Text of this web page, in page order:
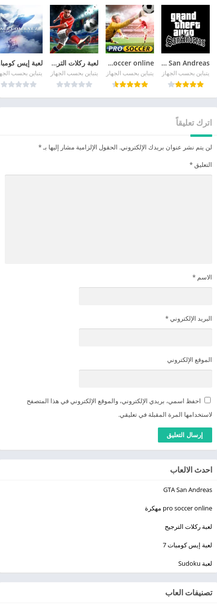
GTA San Andreas
يتباين بحسب الجهاز
pro soccer online مهكرة
يتباين بحسب الجهاز
لعبة ركلات الترجيح
يتباين بحسب الجهاز يتباين بحسب
اترك تعليقاً
لن يتم نشر عنوان بريدك الإلكتروني. الحقول الإلزامية مشار إليها بـ*
التعليق *
الاسم *
البريد الإلكتروني *
الموقع الإلكتروني
احفظ اسمي، بريدي الإلكتروني، والموقع الإلكتروني في هذا المتصفح
لاستخدامها المرة المقبلة في تعليقي.
احدث الالعاب
GTA San Andreas
pro soccer online مهكرة
لعبة ركلات الترجيح
لعبة إيس كومبات 7
لعبة Sudoku
تصنيفات العاب